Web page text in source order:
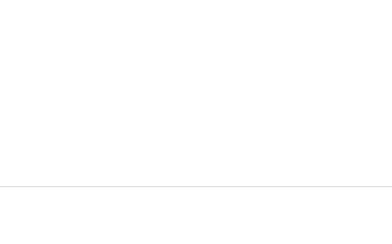
から 5 星です。 総レビュー数:
オルショーン
ーヴベック / ORRSJÖN オルショーン, 洗面台 扉/洗面